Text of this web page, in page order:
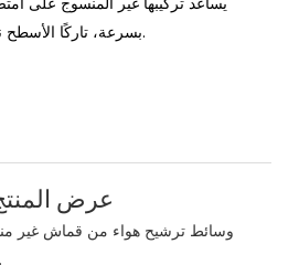
بسرعة، تاركًا الأسطح نظيفة وخالية من أي آثار.
عرض